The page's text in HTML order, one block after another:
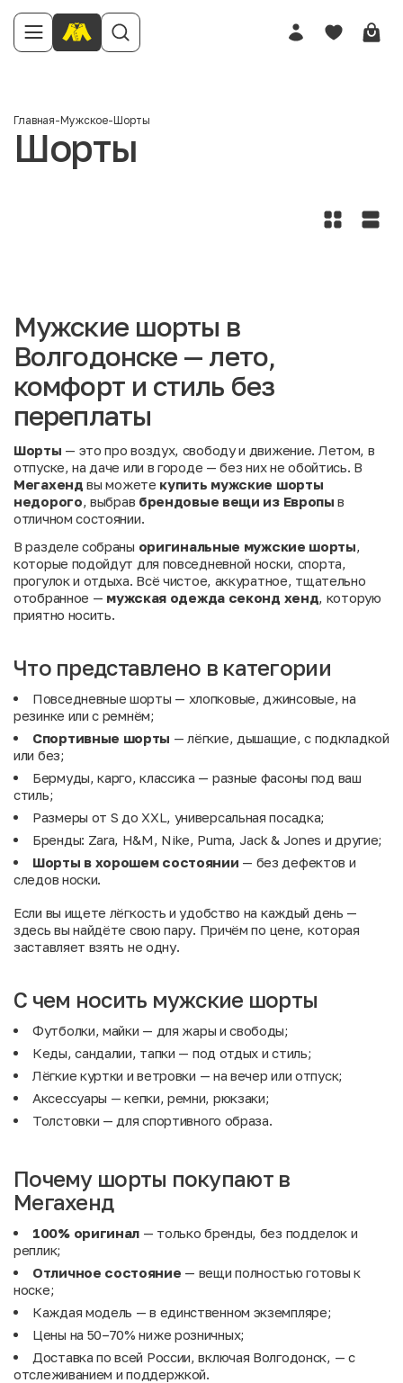
Главная-Мужское-Шорты
Шорты
Мужские шорты в
Волгодонске — лето,
комфорт и стиль без
переплаты
Шорты — это про воздух, свободу и движение. Летом, в
отпуске, на даче или в городе — без них не обойтись. В
Мегахенд вы можете купить мужские шорты
недорого, выбрав брендовые вещи из Европы в
отличном состоянии.
В разделе собраны оригинальные мужские шорты,
которые подойдут для повседневной носки, спорта,
прогулок и отдыха. Всё чистое, аккуратное, тщательно
отобранное — мужская одежда секонд хенд, которую
приятно носить.
Что представлено в категории
Повседневные шорты — хлопковые, джинсовые, на
резинке или с ремнём;
Спортивные шорты — лёгкие, дышащие, с подкладкой
или без;
Бермуды, карго, классика — разные фасоны под ваш
стиль;
Размеры от S до XXL, универсальная посадка;
Бренды: Zara, H&M, Nike, Puma, Jack & Jones и другие;
Шорты в хорошем состоянии — без дефектов и
следов носки.
Если вы ищете лёгкость и удобство на каждый день —
здесь вы найдёте свою пару. Причём по цене, которая
заставляет взять не одну.
С чем носить мужские шорты
Футболки, майки — для жары и свободы;
Кеды, сандалии, тапки — под отдых и стиль;
Лёгкие куртки и ветровки — на вечер или отпуск;
Аксессуары — кепки, ремни, рюкзаки;
Толстовки — для спортивного образа.
Почему шорты покупают в
Мегахенд
100% оригинал — только бренды, без подделок и
реплик;
Отличное состояние — вещи полностью готовы к
носке;
Каждая модель — в единственном экземпляре;
Цены на 50–70% ниже розничных;
Доставка по всей России, включая Волгодонск, — с
отслеживанием и поддержкой.